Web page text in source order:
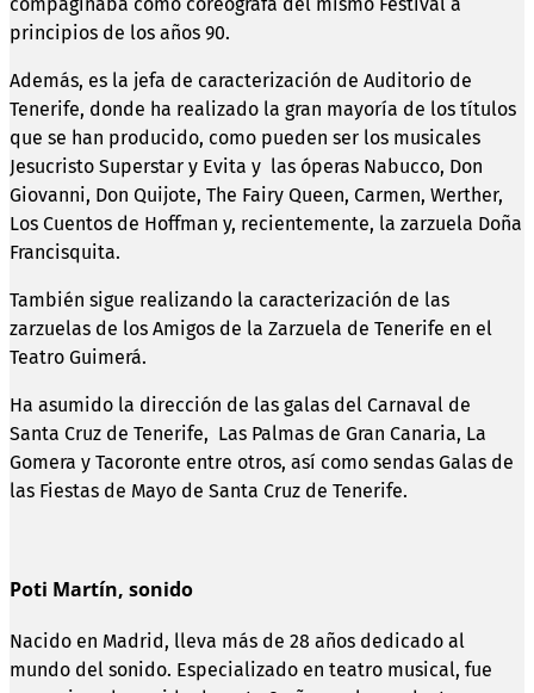
principios de los años 90.
Además, es la jefa de caracterización de Auditorio de
Tenerife, donde ha realizado la gran mayoría de los títulos
que se han producido, como pueden ser los musicales
Jesucristo Superstar y Evita y las óperas Nabucco, Don
Giovanni, Don Quijote, The Fairy Queen, Carmen, Werther,
Los Cuentos de Hoffman y, recientemente, la zarzuela Doña
Francisquita.
También sigue realizando la caracterización de las
zarzuelas de los Amigos de la Zarzuela de Tenerife en el
Teatro Guimerá.
Ha asumido la dirección de las galas del Carnaval de
Santa Cruz de Tenerife, Las Palmas de Gran Canaria, La
Gomera y Tacoronte entre otros, así como sendas Galas de
las Fiestas de Mayo de Santa Cruz de Tenerife.
Poti Martín, sonido
Nacido en Madrid, lleva más de 28 años dedicado al
mundo del sonido. Especializado en teatro musical, fue